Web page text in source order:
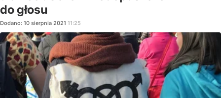
do głosu
Dodano: 10 sierpnia 2021 11:25